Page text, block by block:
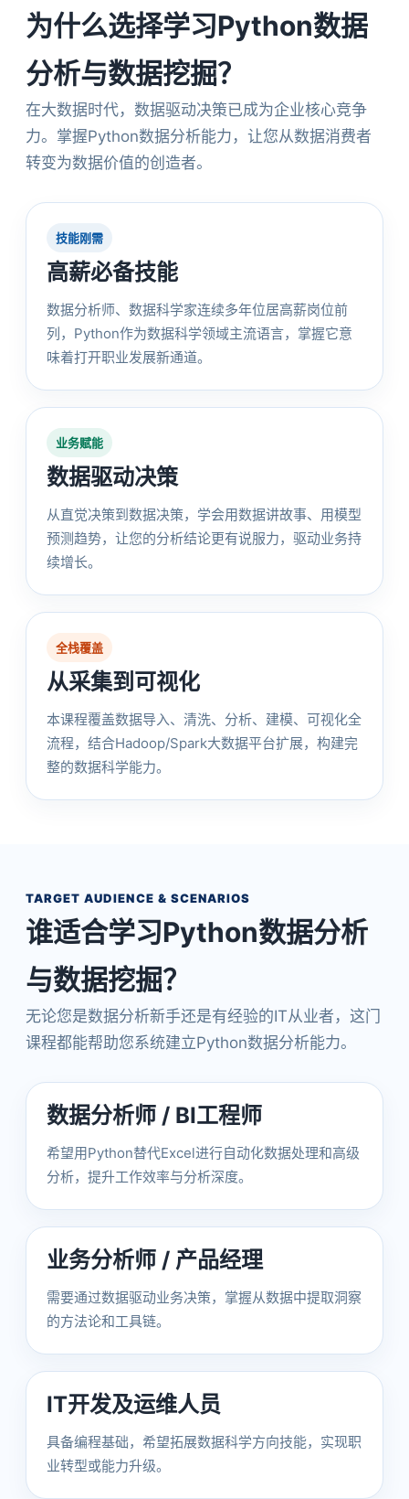
为什么选择学习Python数据
分析与数据挖掘？
在大数据时代，数据驱动决策已成为企业核心竞争
力。掌握Python数据分析能力，让您从数据消费者
转变为数据价值的创造者。
技能刚需
高薪必备技能
数据分析师、数据科学家连续多年位居高薪岗位前
列，Python作为数据科学领域主流语言，掌握它意
味着打开职业发展新通道。
业务赋能
数据驱动决策
从直觉决策到数据决策，学会用数据讲故事、用模型
预测趋势，让您的分析结论更有说服力，驱动业务持
续增长。
全栈覆盖
从采集到可视化
本课程覆盖数据导入、清洗、分析、建模、可视化全
流程，结合Hadoop/Spark大数据平台扩展，构建完
整的数据科学能力。
TARGET AUDIENCE & SCENARIOS
谁适合学习Python数据分析
与数据挖掘？
无论您是数据分析新手还是有经验的IT从业者，这门
课程都能帮助您系统建立Python数据分析能力。
数据分析师 / BI工程师
希望用Python替代Excel进行自动化数据处理和高级
分析，提升工作效率与分析深度。
业务分析师 / 产品经理
需要通过数据驱动业务决策，掌握从数据中提取洞察
的方法论和工具链。
IT开发及运维人员
具备编程基础，希望拓展数据科学方向技能，实现职
业转型或能力升级。